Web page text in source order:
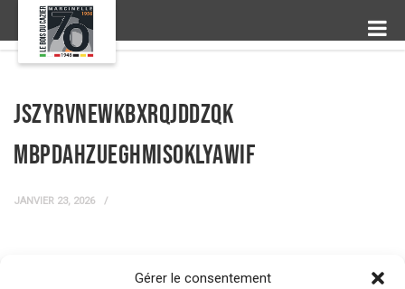
Gérer le consentement
jSzyrvnEwkBxrqjddZQk
MbpdaHzueGHmiSoklyawiF
JANVIER 23, 2026